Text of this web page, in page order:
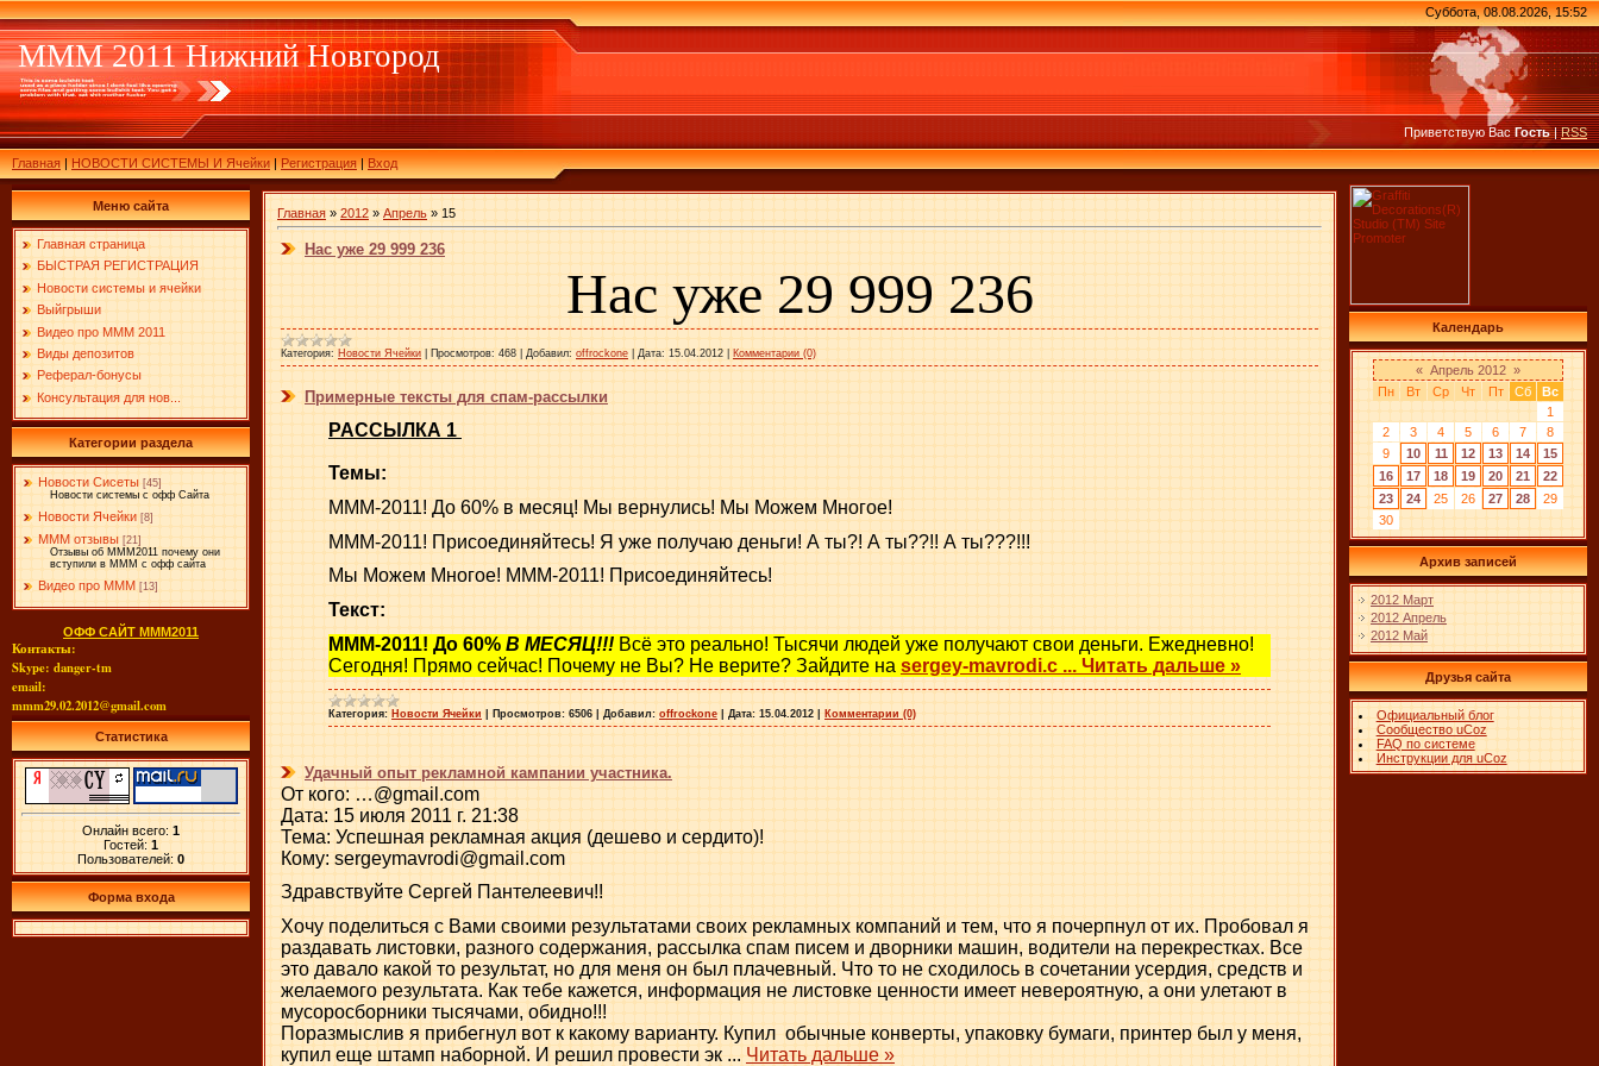
МММ 2011 Нижний Новгород
Главная|НОВОСТИ СИСТЕМЫ И Ячейки|Регистрация|Вход
Суббота, 08.08.2026, 15:52
Приветствую Вас Гость|RSS
Меню сайта
Главная страница
БЫСТРАЯ РЕГИСТРАЦИЯ
Новости системы и ячейки
Выйгрыши
Видео про МММ 2011
Виды депозитов
Реферал-бонусы
Консультация для нов...
Категории раздела
Новости Сисеты [45]
Новости системы с офф Сайта
Новости Ячейки [8]
МММ отзывы [21]
Отзывы об МММ2011 почему они
вступили в МММ с офф сайта
Видео про МММ [13]
ОФФ САЙТ МММ2011
Контакты:
Skype: danger-tm
email:
mmm29.02.2012@gmail.com
Статистика
Онлайн всего: 1
Гостей: 1
Пользователей: 0
Форма входа
Главная » 2012 » Апрель » 15
Нас уже 29 999 236
Нас уже 29 999 236
Категория: Новости Ячейки Просмотров: 468 Добавил: offrockone Дата: 15.04.2012 Комментарии (0)
Примерные тексты для спам-рассылки
РАССЫЛКА 1
Темы:
МММ-2011! До 60% в месяц! Мы вернулись! Мы Можем Многое!
МММ-2011! Присоединяйтесь! Я уже получаю деньги! А ты?! А ты??!! А ты???!!!
Мы Можем Многое! МММ-2011! Присоединяйтесь!
Текст:
МММ-2011! До 60% В МЕСЯЦ!!! Всё это реально! Тысячи людей уже получают свои деньги. Ежедневно!
Сегодня! Прямо сейчас! Почему не Вы? Не верите? Зайдите на sergey-mavrodi.c ... Читать дальше »
Категория: Новости Ячейки Просмотров: 6506 Добавил: offrockone Дата: 15.04.2012 Комментарии (0)
Удачный опыт рекламной кампании участника.
От кого: …@gmail.com
Дата: 15 июля 2011 г. 21:38
Тема: Успешная рекламная акция (дешево и сердито)!
Кому: sergeymavrodi@gmail.com
Здравствуйте Сергей Пантелеевич!!
Хочу поделиться с Вами своими результатами своих рекламных компаний и тем, что я почерпнул от их. Пробовал я
раздавать листовки, разного содержания, рассылка спам писем и дворники машин, водители на перекрестках. Все
это давало какой то результат, но для меня он был плачевный. Что то не сходилось в сочетании усердия, средств и
желаемого результата. Как тебе кажется, информация не листовке ценности имеет невероятную, а они улетают в
мусоросборники тысячами, обидно!!!
Поразмыслив я прибегнул вот к какому варианту. Купил обычные конверты, упаковку бумаги, принтер был у меня,
купил еще штамп наборной. И решил провести эк ... Читать дальше »
Календарь
« Апрель 2012 »
Пн
Вт Ср Чт Пт Сб
Вс
1
2
3 4 5 6 7
8
9
10 11 12 13 14
15
16
17 18 19 20 21
22
23
24 25 26 27 28
29
30
Архив записей
2012 Март
2012 Апрель
2012 Май
Друзья сайта
Официальный блог
Сообщество uCoz
FAQ по системе
Инструкции для uCoz